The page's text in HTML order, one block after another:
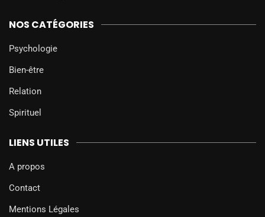
NOS CATÉGORIES
Psychologie
Bien-être
Relation
Spirituel
LIENS UTILES
A propos
Contact
Mentions Légales